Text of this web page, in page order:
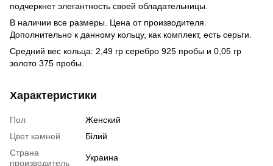
подчеркнет элегантность своей обладательницы.
В наличии все размеры. Цена от производителя.
Дополнительно к данному кольцу, как комплект, есть серьги.
Средний вес кольца: 2,49 гр серебро 925 пробы и 0,05 гр
золото 375 пробы.
Характеристики
Пол
Женский
Цвет камней
Білий
Страна
производитель
Украина